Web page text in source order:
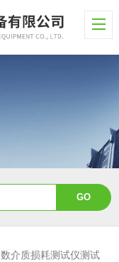
介质损耗测试仪测试